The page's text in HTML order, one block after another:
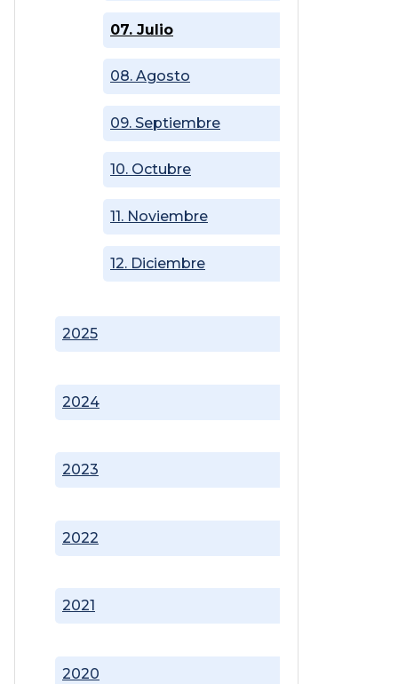
2020
2021
2022
2023
2024
2025
07. Julio
08. Agosto
09. Septiembre
10. Octubre
11. Noviembre
12. Diciembre